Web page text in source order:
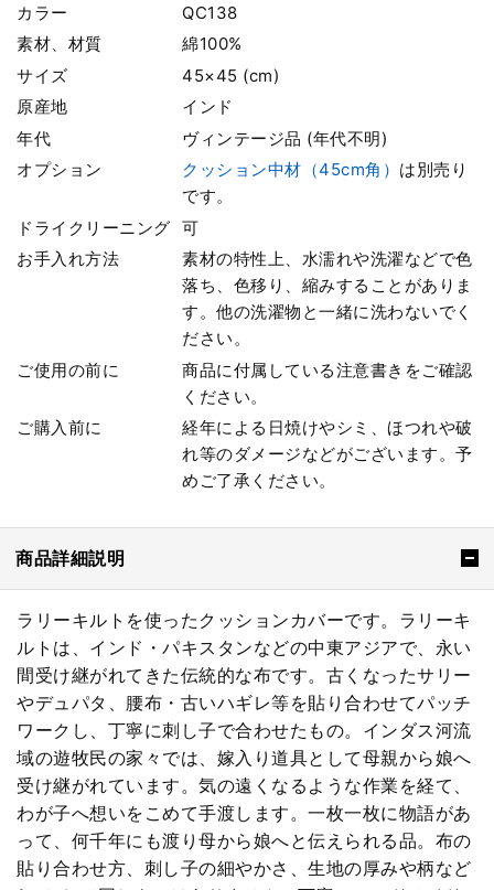
カラー
QC138
素材、材質
綿100%
サイズ
45×45 (cm)
原産地
インド
年代
ヴィンテージ品 (年代不明)
オプション
クッション中材（45cm角） は別売り
です。
ドライクリーニング
可
お手入れ方法
素材の特性上、水濡れや洗濯などで色
落ち、色移り、縮みすることがありま
す。他の洗濯物と一緒に洗わないでく
ださい。
ご使用の前に
商品に付属している注意書きをご確認
ください。
ご購入前に
経年による日焼けやシミ、ほつれや破
れ等のダメージなどがございます。予
めご了承ください。
商品詳細説明
ラリーキルトを使ったクッションカバーです。ラリーキ
ルトは、インド・パキスタンなどの中東アジアで、永い
間受け継がれてきた伝統的な布です。古くなったサリー
やデュパタ、腰布・古いハギレ等を貼り合わせてパッチ
ワークし、丁寧に刺し子で合わせたもの。インダス河流
域の遊牧民の家々では、嫁入り道具として母親から娘へ
受け継がれています。気の遠くなるような作業を経て、
わが子へ想いをこめて手渡します。一枚一枚に物語があ
って、何千年にも渡り母から娘へと伝えられる品。布の
貼り合わせ方、刺し子の細やかさ、生地の厚みや柄など